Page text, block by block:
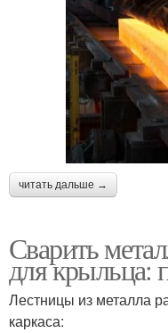
читать дальше →
Сварить
для крыльца:
Лестницы из металла
каркаса: